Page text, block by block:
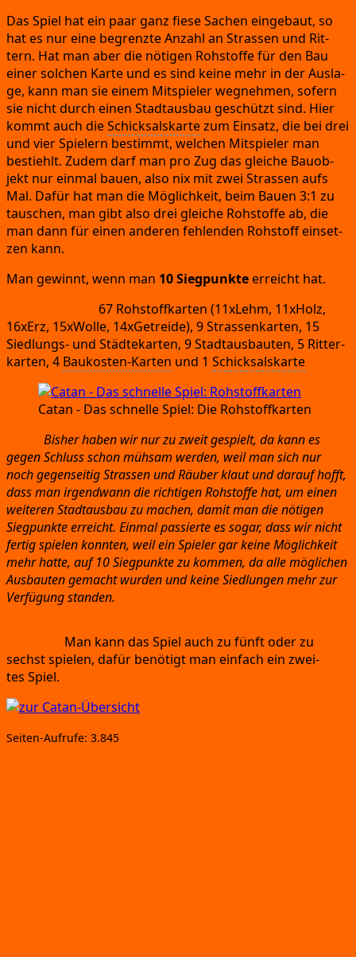
Das Spiel hat ein paar ganz fie­se Sachen ein­ge­baut, so
hat es nur eine begrenz­te Anzahl an Stras­sen und Rit­
tern. Hat man aber die nöti­gen Roh­stof­fe für den Bau
einer sol­chen Kar­te und es sind kei­ne mehr in der Aus­la­
ge, kann man sie einem Mit­spie­ler weg­neh­men, sofern
sie nicht durch einen Stadt­aus­bau geschützt sind. Hier
kommt auch dieSchick­sals­kar­tezum Ein­satz, die bei drei
und vier Spie­lern bestimmt, wel­chen Mit­spie­ler man
bestiehlt. Zudem darf man pro Zug das glei­che Bau­ob­
jekt nur ein­mal bau­en, also nix mit zwei Stras­sen aufs
Mal. Dafür hat man die Mög­lich­keit, beim Bau­en 3:1 zu
tau­schen, man gibt also drei glei­che Roh­stof­fe ab, die
man dann für einen ande­ren feh­len­den Roh­stoff ein­set­
zen kann.
Man gewinnt, wenn man 10 Sieg­punk­teerreicht hat.
67 Roh­stoff­kar­ten (11xLehm, 11xHolz,
16xErz, 15xWolle, 14xGetreide), 9 Stras­sen­kar­ten, 15
Sied­lungs- und Städ­te­kar­ten, 9 Stadt­aus­bau­ten, 5 Rit­ter­
kar­ten, 4 Bau­kos­ten-Kar­ten und 1 Schick­sals­kar­te
Catan - Das schnel­le Spiel: Die Rohstoffkarten
Bis­her haben wir nur zu zweit gespielt, da kann es
gegen Schluss schon müh­sam wer­den, weil man sich nur
noch gegen­sei­tig Stras­sen und Räu­ber klaut und dar­auf hofft,
dass man irgend­wann die rich­ti­gen Roh­stof­fe hat, um einen
wei­te­ren Stadt­aus­bau zu machen, damit man die nöti­gen
Sieg­punk­te erreicht. Ein­mal pas­sier­te es sogar, dass wir nicht
fer­tig spie­len konn­ten, weil ein Spie­ler gar kei­ne Mög­lich­keit
mehr hat­te, auf 10 Sieg­punk­te zu kom­men, da alle mög­li­chen
Aus­bau­ten gemacht wur­den und kei­ne Sied­lun­gen mehr zur
Ver­fü­gung standen.
Man kann das Spiel auch zu fünft oder zu
sechst spie­len, dafür benö­tigt man ein­fach ein zwei­
tes Spiel.
Sei­ten-Auf­ru­fe: 3.845